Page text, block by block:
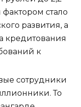
стало
развития, а
кредитования
к
сотрудники
То